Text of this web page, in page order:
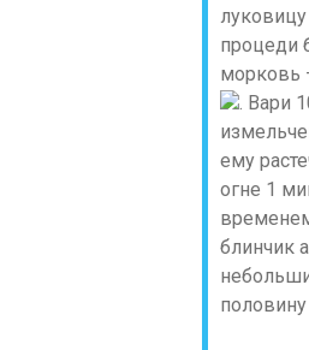
процеди
морковь
. Вари
ему
огне 1
блинчик